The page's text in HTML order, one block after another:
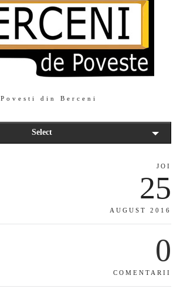
Povesti din Berceni
Select
JOI
25
AUGUST 2016
0
COMENTARII